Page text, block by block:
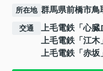
所在地 群馬県前橋市鳥
交通 上毛電鉄 「 心臓
上毛電鉄 「 江木
上毛電鉄 「 赤坂